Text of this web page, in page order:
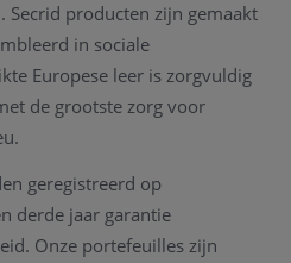
Secrid producten zijn gemaakt
in sociale
Europese leer is zorgvuldig
de grootste zorg voor
geregistreerd op
derde jaar garantie
Onze portefeuilles zijn